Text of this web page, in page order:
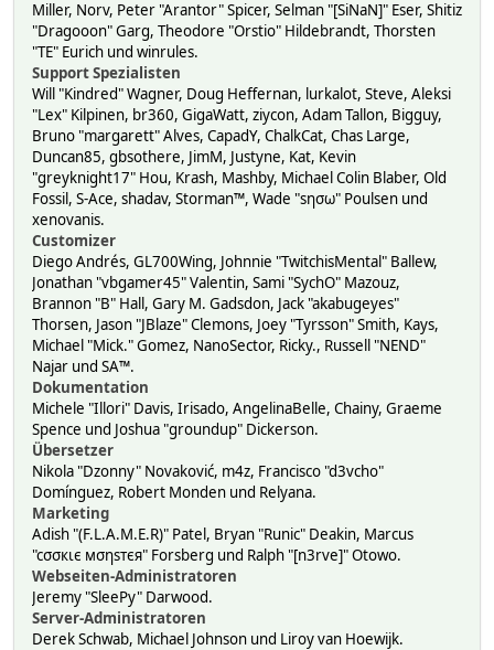
Miller, Norv, Peter "Arantor" Spicer, Selman "[SiNaN]" Eser, Shitiz
"Dragooon" Garg, Theodore "Orstio" Hildebrandt, Thorsten
"TE" Eurich und winrules.
Support Spezialisten
Will "Kindred" Wagner, Doug Heffernan, lurkalot, Steve, Aleksi
"Lex" Kilpinen, br360, GigaWatt, ziycon, Adam Tallon, Bigguy,
Bruno "margarett" Alves, CapadY, ChalkCat, Chas Large,
Duncan85, gbsothere, JimM, Justyne, Kat, Kevin
"greyknight17" Hou, Krash, Mashby, Michael Colin Blaber, Old
Fossil, S-Ace, shadav, Storman™, Wade "sησω" Poulsen und
xenovanis.
Customizer
Diego Andrés, GL700Wing, Johnnie "TwitchisMental" Ballew,
Jonathan "vbgamer45" Valentin, Sami "SychO" Mazouz,
Brannon "B" Hall, Gary M. Gadsdon, Jack "akabugeyes"
Thorsen, Jason "JBlaze" Clemons, Joey "Tyrsson" Smith, Kays,
Michael "Mick." Gomez, NanoSector, Ricky., Russell "NEND"
Najar und SA™.
Dokumentation
Michele "Illori" Davis, Irisado, AngelinaBelle, Chainy, Graeme
Spence und Joshua "groundup" Dickerson.
Übersetzer
Nikola "Dzonny" Novaković, m4z, Francisco "d3vcho"
Domínguez, Robert Monden und Relyana.
Marketing
Adish "(F.L.A.M.E.R)" Patel, Bryan "Runic" Deakin, Marcus
"cσσкιє мσηѕтєя" Forsberg und Ralph "[n3rve]" Otowo.
Webseiten-Administratoren
Jeremy "SleePy" Darwood.
Server-Administratoren
Derek Schwab, Michael Johnson und Liroy van Hoewijk.